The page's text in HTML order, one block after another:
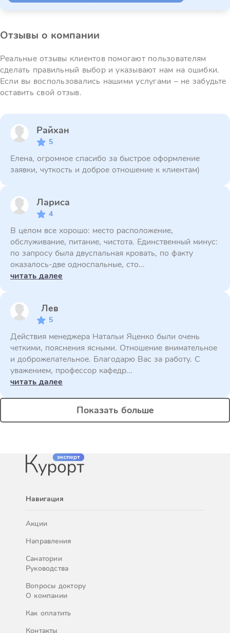
Отзывы о компании
Реальные отзывы клиентов помогают пользователям
сделать правильный выбор и указывают нам на ошибки.
Если вы воспользовались нашими услугами – не забудьте
оставить свой отзыв.
Райхан
5
Елена, огромное спасибо за быстрое оформление
заявки, чуткость и доброе отношение к клиентам)
Лариса
4
В целом все хорошо: место расположение,
обслуживание, питание, чистота. Единственный минус:
по запросу была двуспальная кровать, по факту
оказалось-две односпальные, сто...
читать далее
Лев
5
Действия менеджера Натальи Яценко были очень
четкими, пояснения ясными. Отношение внимательное
и доброжелательное. Благодарю Вас за работу. С
уважением, профессор кафедр...
читать далее
Показать больше
Навигация
Акции
Направления
Санатории
Руководства
Вопросы доктору
О компании
Как оплатить
Контакты